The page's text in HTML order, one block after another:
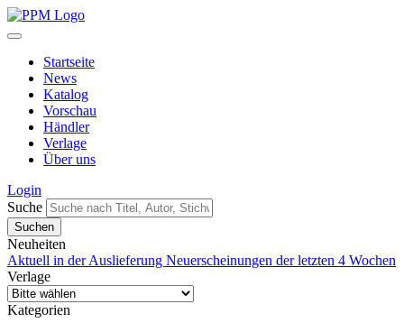
Startseite
News
Katalog
Vorschau
Händler
Verlage
Über uns
Login
Suche
Neuheiten
Aktuell in der Auslieferung Neuerscheinungen der letzten 4 Wochen
Verlage
Kategorien